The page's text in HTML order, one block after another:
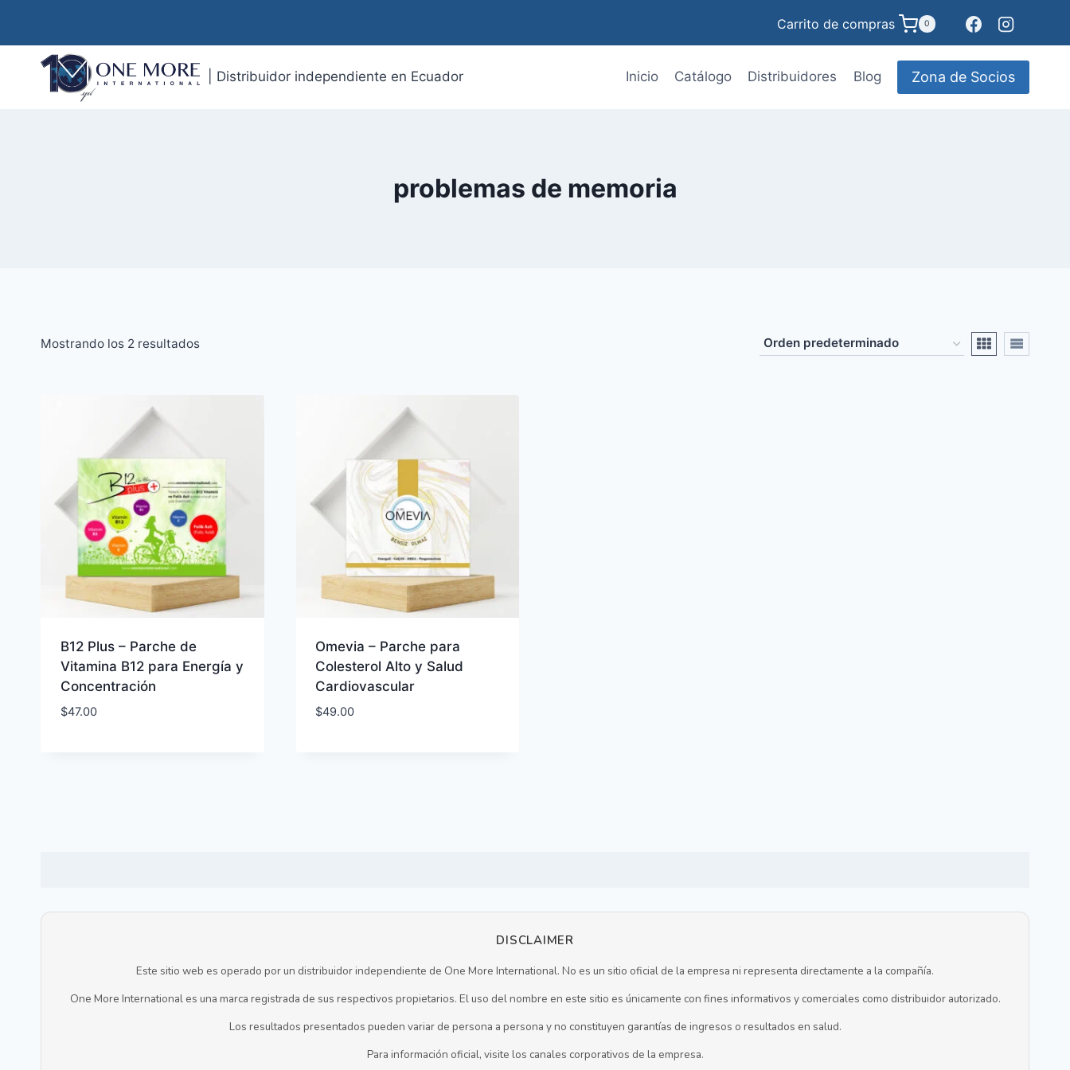
Carrito de compras 0
| Distribuidor independiente en Ecuador Inicio Catálogo Distribuidores Blog Zona de Socios
problemas de memoria
Mostrando los 2 resultados
B12 Plus – Parche de
Vitamina B12 para Energía y
Concentración
$47.00
Omevia – Parche para
Colesterol Alto y Salud
Cardiovascular
$49.00
DISCLAIMER
Este sitio web es operado por un distribuidor independiente de One More International. No es un sitio oficial de la empresa ni representa directamente a la compañía.
One More International es una marca registrada de sus respectivos propietarios. El uso del nombre en este sitio es únicamente con fines informativos y comerciales como distribuidor autorizado.
Los resultados presentados pueden variar de persona a persona y no constituyen garantías de ingresos o resultados en salud.
Para información oficial, visite los canales corporativos de la empresa.